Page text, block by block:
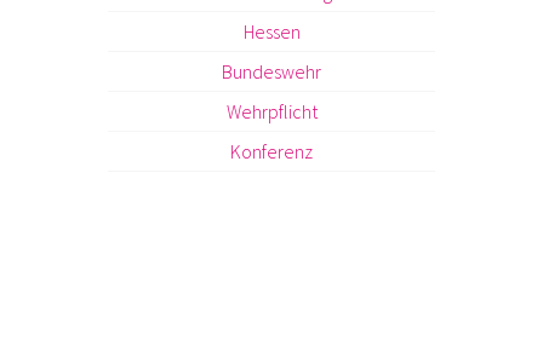
Hessen
Bundeswehr
Wehrpflicht
Konferenz